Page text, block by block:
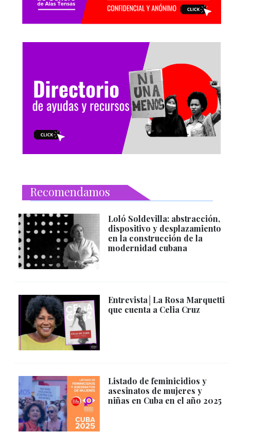
Recomendamos
Loló Soldevilla: abstracción,
dispositivo y desplazamiento
en la construcción de la
modernidad cubana
Entrevista│La Rosa Marquetti
que cuenta a Celia Cruz
Listado de feminicidios y
asesinatos de mujeres y
niñas en Cuba en el año 2025